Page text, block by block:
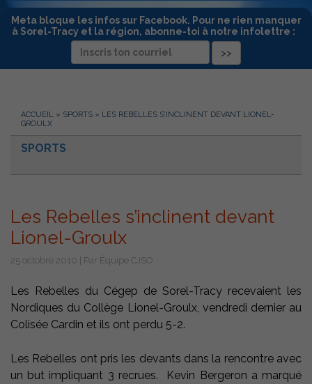
Meta bloque les infos sur Facebook. Pour ne rien manquer
à Sorel-Tracy et la région, abonne-toi à notre infolettre :
ACCUEIL » SPORTS » LES REBELLES S’INCLINENT DEVANT LIONEL-
GROULX
SPORTS
Les Rebelles s’inclinent devant
Lionel-Groulx
25 octobre 2010 | Par Équipe CJSO
Les Rebelles du Cégep de Sorel-Tracy recevaient les
Nordiques du Collège Lionel-Groulx, vendredi dernier au
Colisée Cardin et ils ont perdu 5-2.
Les Rebelles ont pris les devants dans la rencontre avec
un but impliquant 3 recrues. Kevin Bergeron a marqué